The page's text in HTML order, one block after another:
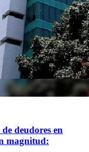
deudores en
magnitud: